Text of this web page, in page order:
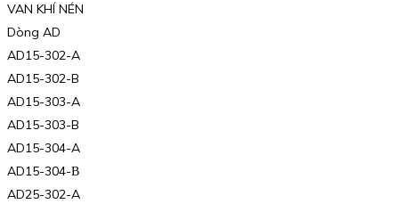
VAN KHÍ NÉN
Dòng AD
AD15-302-A
AD15-302-B
AD15-303-A
AD15-303-B
AD15-304-A
AD15-304-В
AD25-302-A